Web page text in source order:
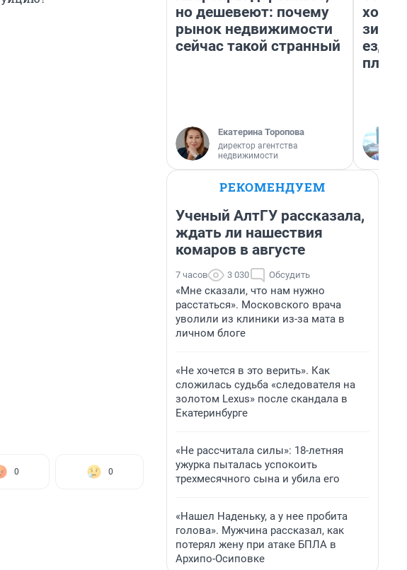
0 0
но дешевеют: почему
рынок недвижимости
сейчас такой странный
Екатерина Торопова
директор агентства
недвижимости
ездит
РЕКОМЕНДУЕМ
Ученый АлтГУ рассказала,
ждать ли нашествия
комаров в августе
7 часов 3 030 Обсудить
«Мне сказали, что нам нужно
расстаться». Московского врача
уволили из клиники из-за мата в
личном блоге
«Не хочется в это верить». Как
сложилась судьба «следователя на
золотом Lexus» после скандала в
Екатеринбурге
«Не рассчитала силы»: 18-летняя
ужурка пыталась успокоить
трехмесячного сына и убила его
«Нашел Наденьку, а у нее пробита
голова». Мужчина рассказал, как
потерял жену при атаке БПЛА в
Архипо-Осиповке